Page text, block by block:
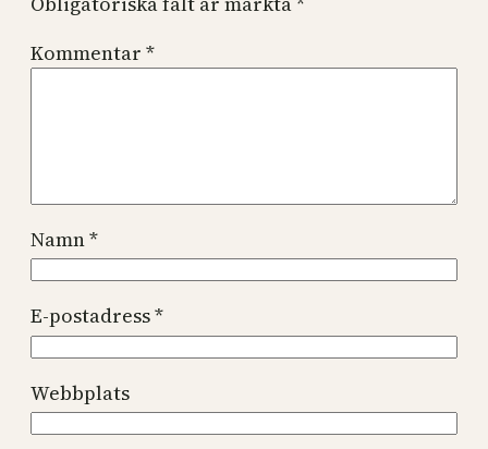
Kommentar *
Namn*
E-postadress*
Webbplats